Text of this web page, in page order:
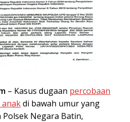
– Kasus dugaan percobaan
di bawah umur yang
Negara Batin,